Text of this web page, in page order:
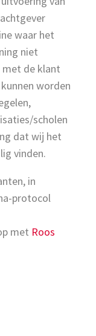
waar het
niet
de klant
worden
scholen
dat wij het
vinden.
in
protocol
met Roos